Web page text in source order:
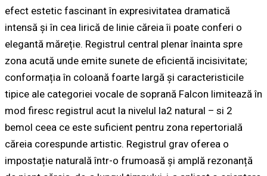
efect estetic fascinant în expresivitatea dramatică
intensă și în cea lirică de linie căreia îi poate conferi o
elegantă măreție. Registrul central plenar înainta spre
zona acută unde emite sunete de eficientă incisivitate;
conformația în coloană foarte largă și caracteristicile
tipice ale categoriei vocale de soprană Falcon limitează în
mod firesc registrul acut la nivelul la2 natural – si 2
bemol ceea ce este suficient pentru zona repertorială
căreia corespunde artistic. Registrul grav oferea o
impostație naturală într-o frumoasă și amplă rezonanță